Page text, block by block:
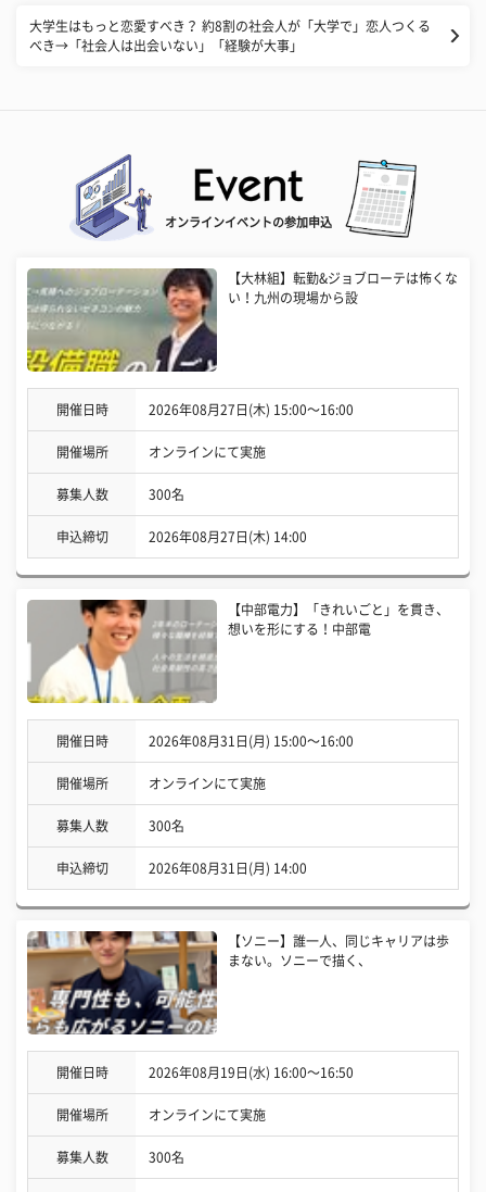
大学生はもっと恋愛すべき？ 約8割の社会人が「大学で」恋人つくる
べき→「社会人は出会いない」「経験が大事」
オンラインイベントの参加申込
【大林組】転勤&ジョブローテは怖くな
い！九州の現場から設
開催日時 2026年08月27日(木) 15:00〜16:00
開催場所 オンラインにて実施
募集人数 300名
申込締切 2026年08月27日(木) 14:00
【中部電力】「きれいごと」を貫き、
想いを形にする！中部電
開催日時 2026年08月31日(月) 15:00〜16:00
開催場所 オンラインにて実施
募集人数 300名
申込締切 2026年08月31日(月) 14:00
【ソニー】誰一人、同じキャリアは歩
まない。ソニーで描く、
開催日時 2026年08月19日(水) 16:00〜16:50
開催場所 オンラインにて実施
募集人数 300名